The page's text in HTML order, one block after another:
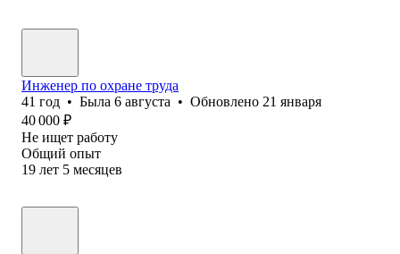
Инженер по охране труда
41 год • Была 6 августа • Обновлено 21 января
40 000 ₽
Не ищет работу
Общий опыт
19 лет 5 месяцев